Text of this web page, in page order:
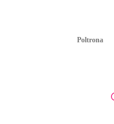
Poltrona